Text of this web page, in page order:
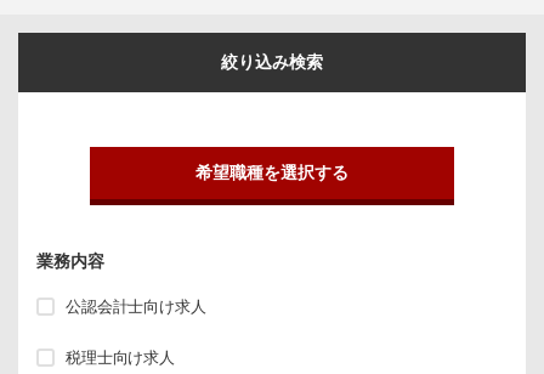
絞り込み検索
希望職種を選択する
業務内容
公認会計士向け求人
税理士向け求人